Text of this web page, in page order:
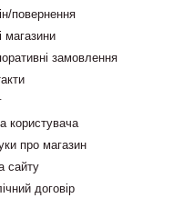
повернення
магазини
замовлення
користувача
про магазин
сайту
договір